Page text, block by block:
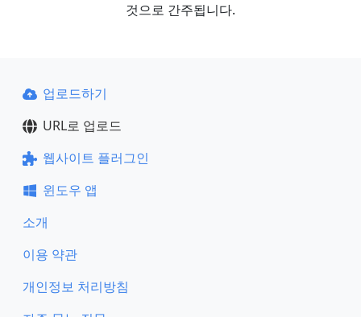
것으로 간주됩니다.
업로드하기
URL로 업로드
웹사이트 플러그인
윈도우 앱
소개
이용 약관
개인정보 처리방침